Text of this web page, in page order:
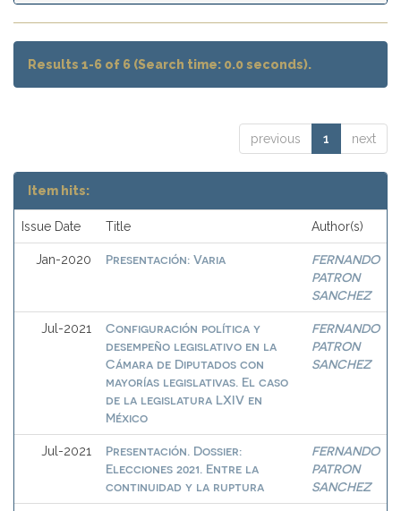
Results 1-6 of 6 (Search time: 0.0 seconds).
previous 1 next
Item hits:
Issue Date Title Author(s)
Jan-2020 Presentación: Varia
FERNANDO
PATRON
SANCHEZ
Jul-2021
Configuración política y
desempeño legislativo en la
Cámara de Diputados con
mayorías legislativas. El caso
de la legislatura LXIV en
México
FERNANDO
PATRON
SANCHEZ
Jul-2021
Presentación. Dossier:
Elecciones 2021. Entre la
continuidad y la ruptura
FERNANDO
PATRON
SANCHEZ